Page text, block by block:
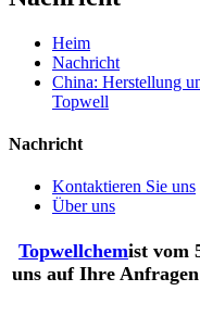
Heim
Nachricht
China: Herstellung
Topwell
Nachricht
Kontaktieren Sie uns
Über uns
Topwellchemist vom
uns auf Ihre